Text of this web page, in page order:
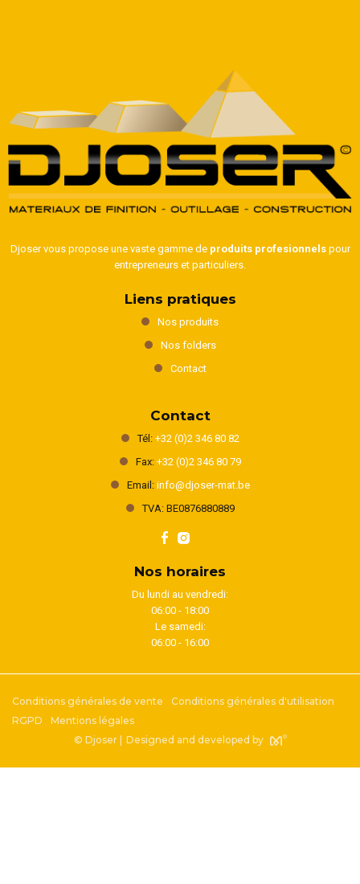
Djoser vous propose une vaste gamme de produits profesionnelspour
entrepreneurs et particuliers.
Liens pratiques
Nos produits
Nos folders
Contact
Contact
Tél: +32 (0)2 346 80 82
Fax: +32 (0)2 346 80 79
Email: info@djoser-mat.be
TVA: BE0876880889
Nos horaires
Du lundi au vendredi:
06:00 - 18:00
Le samedi:
06:00 - 16:00
Conditions générales de vente
Conditions générales d'utilisation
RGPD
Mentions légales
© Djoser |
Designed and developed by